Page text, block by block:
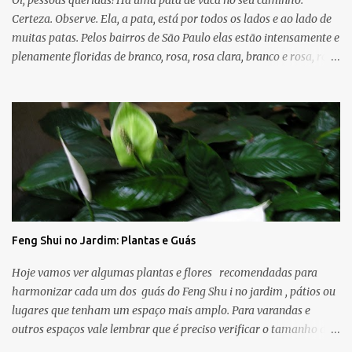
pintura, somada a melhor ventilação do ...
Certeza. Observe. Ela, a pata, está por todos os lados e ao lado de
muitas patas. Pelos bairros de São Paulo elas estão intensamente e
plenamente floridas de branco, rosa, rosa clara, branco e rosa, rosa
cinzas, trânsito e agitação urbana que trazem boas energias e
mensagens de esperança, amor, paz. Dia desses de sol,
caminhando pelas ruas dos bairros próximos parei embaixo de
uma árvore que achei bonita e fotografei. Olhei com mais calma
para cima e percebi as folhas de coração e flores rosadas . E outro
dia desses - dia de muito vento - atravessei a rua perto da minha
casa e lá estava: outra árvore espalhando as folhas e as flores no
chão cinza. As árvores que menciono hoje são conhecidas como
Pata de Vaca ou Árvore Orquídea e suas folhas lembram o
formato da pata de vaca, por isso...
Feng Shui no Jardim: Plantas e Guás
Hoje vamos ver algumas plantas e flores recomendadas para
harmonizar cada um dos guás do Feng Shu i no jardim , pátios ou
lugares que tenham um espaço mais amplo. Para varandas e
outros espaços vale lembrar que é preciso verificar o tamanho da